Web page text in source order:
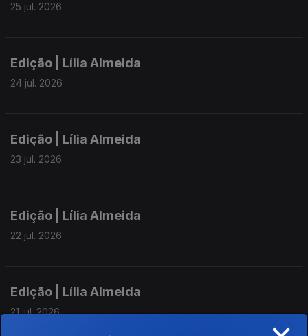
25 jul. 2026
Edição | Lília Almeida
24 jul. 2026
Edição | Lília Almeida
23 jul. 2026
Edição | Lília Almeida
22 jul. 2026
Edição | Lília Almeida
21 jul. 2026